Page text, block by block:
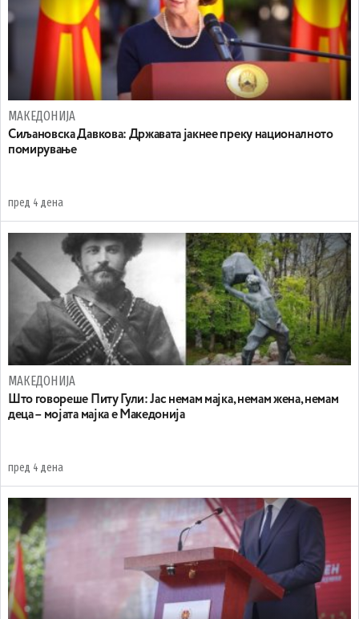
МАКЕДОНИЈА
Сиљановска Давкова: Државата јакнее преку националното
помирување
пред 4 дена
МАКЕДОНИЈА
Што говореше Питу Гули: Јас немам мајка, немам жена, немам
деца – мојата мајка е Македонија
пред 4 дена